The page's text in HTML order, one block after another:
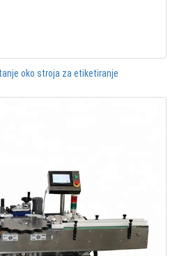
oko stroja za etiketiranje